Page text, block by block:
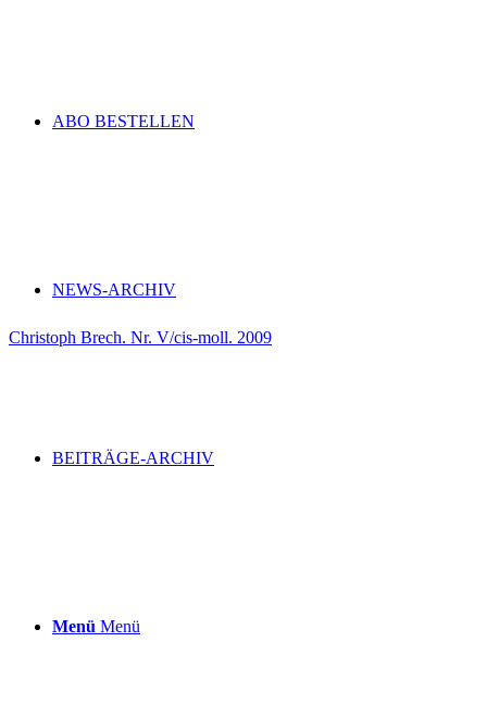
ABO BESTELLEN
NEWS-ARCHIV
BEITRÄGE-ARCHIV
Menü Menü
Christoph Brech. Nr. V/cis-moll. 2009